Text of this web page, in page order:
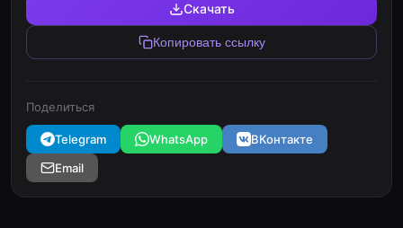
Скачать
Копировать ссылку
Поделиться
Telegram WhatsApp
ВКонтакте
Email